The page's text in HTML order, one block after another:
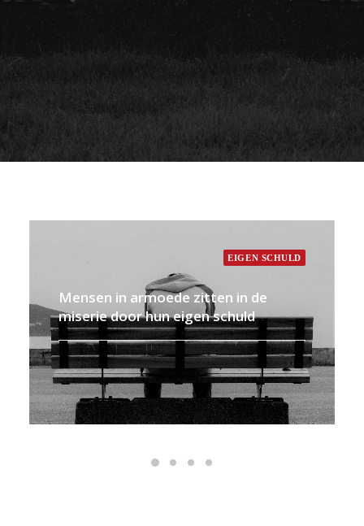
EIGEN SCHULD
Mensen in armoede zitten in de
miserie door hun eigen schuld